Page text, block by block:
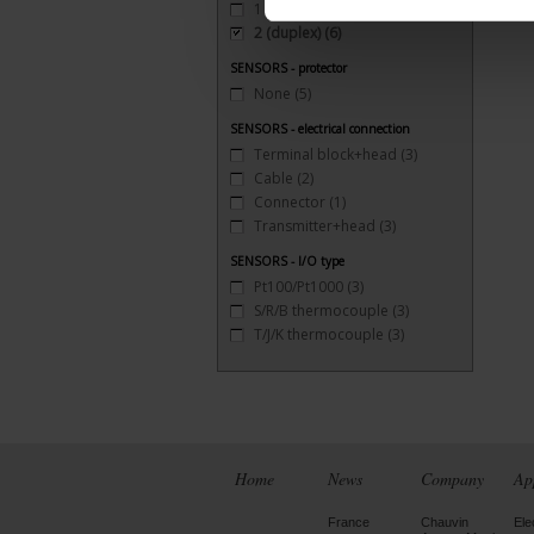
1 (simple)
2 (duplex) (6)
SENSORS - protector
None (5)
SENSORS - electrical connection
Terminal block+head (3)
Cable (2)
Connector (1)
Transmitter+head (3)
SENSORS - I/O type
Pt100/Pt1000 (3)
S/R/B thermocouple (3)
T/J/K thermocouple (3)
Home News
France
Company
Chauvin